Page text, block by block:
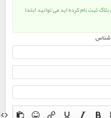
ثبت نام کرده اید می توانید ابتدا